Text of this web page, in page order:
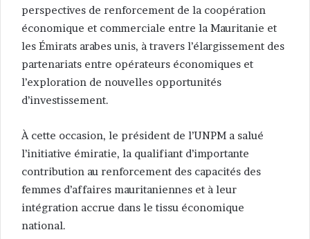
perspectives de renforcement de la coopération
économique et commerciale entre la Mauritanie et
les Émirats arabes unis, à travers l’élargissement des
partenariats entre opérateurs économiques et
l’exploration de nouvelles opportunités
d’investissement.
À cette occasion, le président de l’UNPM a salué
l’initiative émiratie, la qualifiant d’importante
contribution au renforcement des capacités des
femmes d’affaires mauritaniennes et à leur
intégration accrue dans le tissu économique
national.